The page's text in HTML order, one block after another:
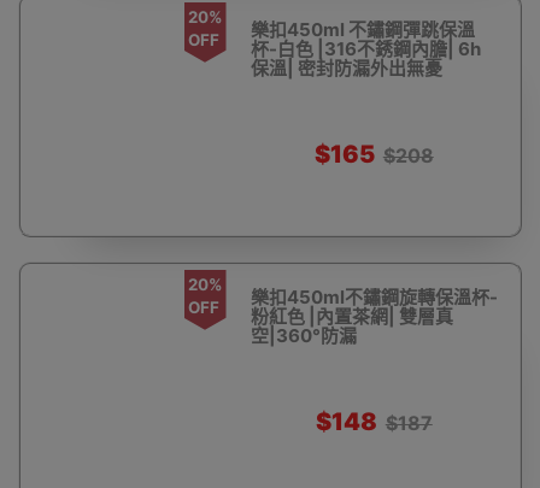
20%
OFF
樂扣450ml 不鏽鋼彈跳保溫
杯-白色 |316不銹鋼內膽| 6h
保溫| 密封防漏外出無憂
$165 $208
20%
OFF
樂扣450ml不鏽鋼旋轉保溫杯-
粉紅色 |內置茶網| 雙層真
空|360°防漏
$148 $187